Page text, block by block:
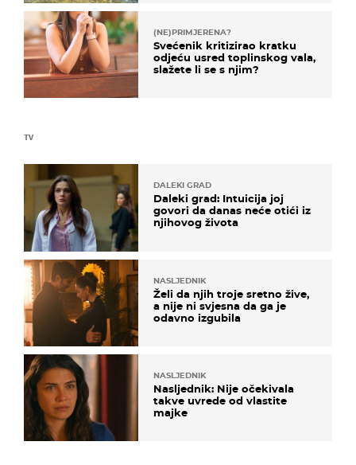
TV
DALEKI GRAD
Daleki grad: Intuicija joj
govori da danas neće otići iz
njihovog života
NASLJEDNIK
Želi da njih troje sretno žive,
a nije ni svjesna da ga je
odavno izgubila
NASLJEDNIK
Nasljednik: Nije očekivala
takve uvrede od vlastite
majke
(NE)PRIMJERENA?
Svećenik kritizirao kratku
odjeću usred toplinskog vala,
slažete li se s njim?